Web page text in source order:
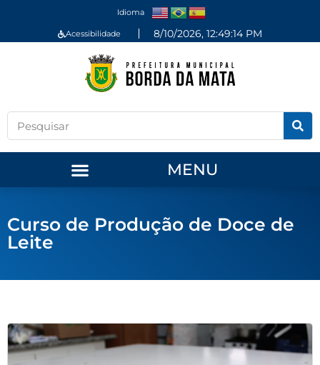
Idioma
Acessibilidade 8/10/2026, 12:49:14 PM
MENU
Curso de Produção de Doce de
Leite